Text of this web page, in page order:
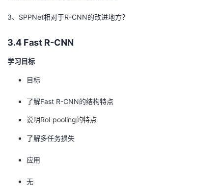
3、SPPNet相对于R-CNN的改进地方？
3.4 Fast R-CNN
学习目标
目标
了解Fast R-CNN的结构特点
说明RoI pooling的特点
了解多任务损失
应用
无